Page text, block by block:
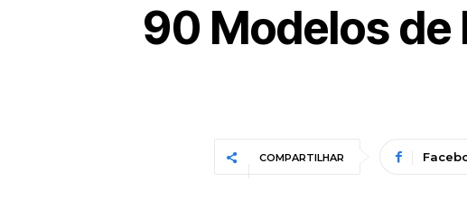
90 Modelos de
COMPARTILHAR